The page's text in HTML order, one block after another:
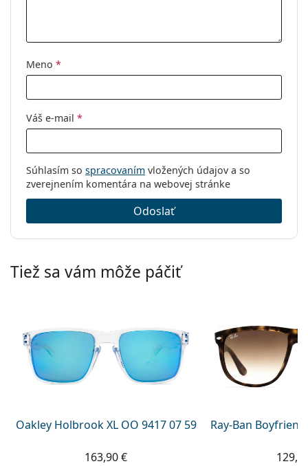
Meno *
Váš e-mail *
Súhlasím so spracovaním vložených údajov a so
zverejnením komentára na webovej stránke
Odoslať
Tiež sa vám môže páčiť
Oakley Holbrook XL OO 9417 07 59
163,90 €
Ray-Ban